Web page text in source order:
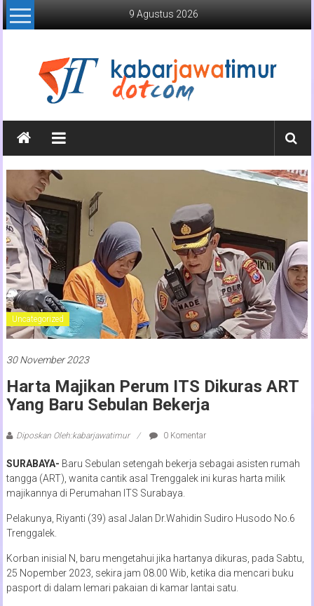
Lompat
ke
9 Agustus 2026
Kabar
Jawa
Timur
Media
Online
Jawa
Timur
Uncategorized
30 November 2023
Harta Majikan Perum ITS Dikuras ART
Yang Baru Sebulan Bekerja
Diposkan Oleh:kabarjawatimur 0 Komentar
SURABAYA- Baru Sebulan setengah bekerja sebagai asisten rumah
tangga (ART), wanita cantik asal Trenggalek ini kuras harta milik
majikannya di Perumahan ITS Surabaya.
Pelakunya, Riyanti (39) asal Jalan Dr.Wahidin Sudiro Husodo No.6
Trenggalek.
Korban inisial N, baru mengetahui jika hartanya dikuras, pada Sabtu,
25 Nopember 2023, sekira jam 08.00 Wib, ketika dia mencari buku
pasport di dalam lemari pakaian di kamar lantai satu.